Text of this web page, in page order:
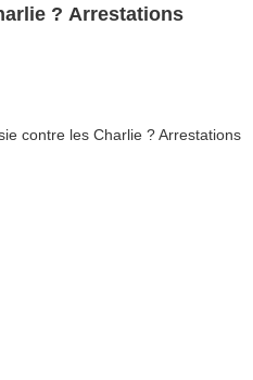
? Arrestations